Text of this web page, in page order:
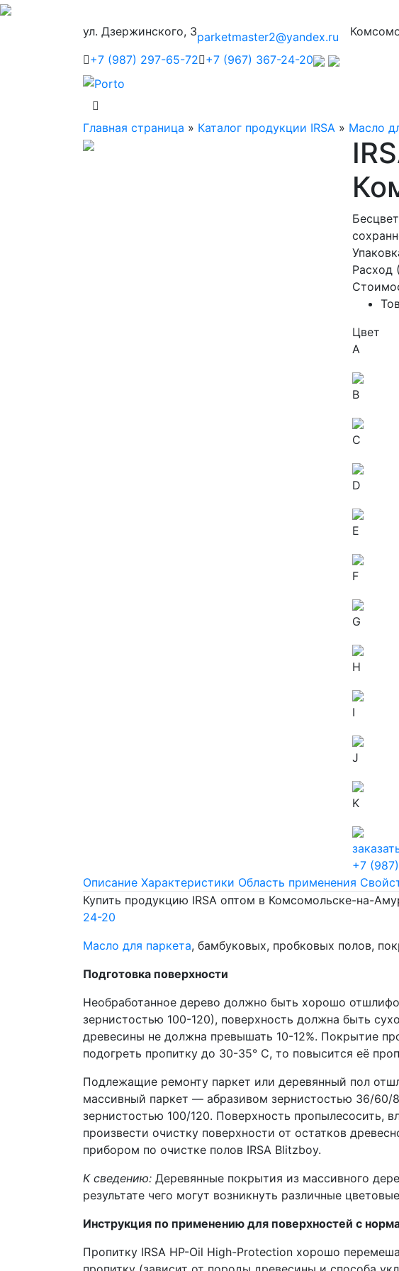
ул. Дзержинского, 3parketmaster2@yandex.ru
+7 (987) 297-65-72 +7 (967) 367-24-20
Главная страница » Каталог продукции IRSA » Масло
Расход
Цвет
A
B
C
D
E
F
G
H
I
J
K
+7
Описание Характеристики Область применения
Купить продукцию IRSA оптом в Комсомольске-на-
24-20
Масло для паркета, бамбуковых, пробковых полов,
Подготовка поверхности
Необработанное дерево должно быть хорошо
зернистостью 100-120), поверхность должна быть
древесины не должна превышать 10-12%. Покрытие
подогреть пропитку до 30-35° C, то повысится её
Подлежащие ремонту паркет или деревянный пол
массивный паркет — абразивом зернистостью 36/60/
зернистостью 100/120. Поверхность пропылесосить,
произвести очистку поверхности от остатков
прибором по очистке полов IRSA Blitzboy.
К сведению: Деревянные покрытия из массивного
результате чего могут возникнуть различные
Инструкция по применению для поверхностей с
Пропитку IRSA HP-Oil High-Protection хорошо